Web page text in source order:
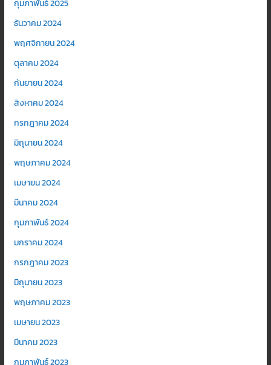
กุมภาพันธ์ 2025
ธันวาคม 2024
พฤศจิกายน 2024
ตุลาคม 2024
กันยายน 2024
สิงหาคม 2024
กรกฎาคม 2024
มิถุนายน 2024
พฤษภาคม 2024
เมษายน 2024
มีนาคม 2024
กุมภาพันธ์ 2024
มกราคม 2024
กรกฎาคม 2023
มิถุนายน 2023
พฤษภาคม 2023
เมษายน 2023
มีนาคม 2023